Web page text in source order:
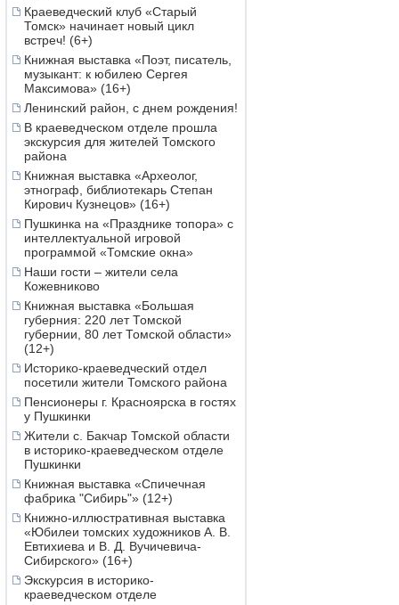
Краеведческий клуб «Старый
Томск» начинает новый цикл
встреч! (6+)
Книжная выставка «Поэт, писатель,
музыкант: к юбилею Сергея
Максимова» (16+)
Ленинский район, с днем рождения!
В краеведческом отделе прошла
экскурсия для жителей Томского
района
Книжная выставка «Археолог,
этнограф, библиотекарь Степан
Кирович Кузнецов» (16+)
Пушкинка на «Празднике топора» с
интеллектуальной игровой
программой «Томские окна»
Наши гости – жители села
Кожевниково
Книжная выставка «Большая
губерния: 220 лет Томской
губернии, 80 лет Томской области»
(12+)
Историко-краеведческий отдел
посетили жители Томского района
Пенсионеры г. Красноярска в гостях
у Пушкинки
Жители с. Бакчар Томской области
в историко-краеведческом отделе
Пушкинки
Книжная выставка «Спичечная
фабрика "Сибирь"» (12+)
Книжно-иллюстративная выставка
«Юбилеи томских художников А. В.
Евтихиева и В. Д. Вучичевича-
Сибирского» (16+)
Экскурсия в историко-
краеведческом отделе